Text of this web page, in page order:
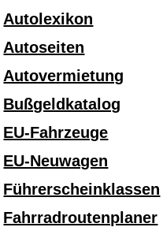
Autolexikon
Autoseiten
Autovermietung
Bußgeldkatalog
EU-Fahrzeuge
EU-Neuwagen
Führerscheinklassen
Fahrradroutenplaner